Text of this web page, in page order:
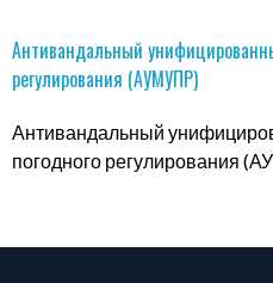
Антивандальный
регулирования (АУМУПР)
Антивандальный
погодного регулирования